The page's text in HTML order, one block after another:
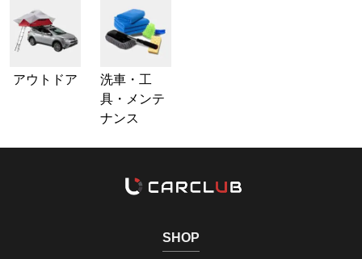
アウトドア
洗車・工
具・メンテ
ナンス
SHOP